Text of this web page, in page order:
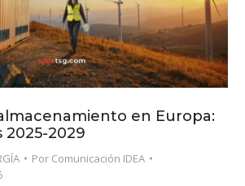
en Europa:
2025-2029
Por Comunicación IDEA